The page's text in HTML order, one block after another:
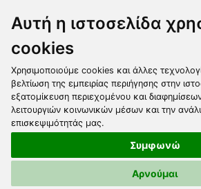
Αυτή η ιστοσελίδα
cookies
Χρησιμοποιούμε cookies και άλλες
βελτίωση της εμπειρίας περιήγησης στην
εξατομίκευση περιεχομένου και
λειτουργιών κοινωνικών μέσων και την
επισκεψιμότητάς μας.
Συμφωνώ
Αρνούμαι